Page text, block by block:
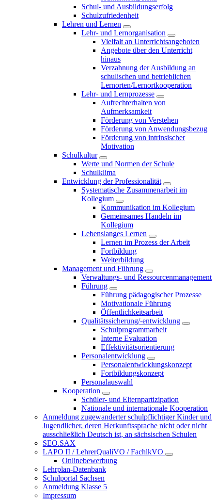
Schul- und Ausbildungserfolg
Schulzufriedenheit
Lehren und Lernen
Lehr- und Lernorganisation
Vielfalt an Unterrichtsangeboten
Angebote über den Unterricht
hinaus
Verzahnung der Ausbildung an
schulischen und betrieblichen
Lernorten/Lernortkooperation
Lehr- und Lernprozesse
Aufrechterhalten von
Aufmerksamkeit
Förderung von Verstehen
Förderung von Anwendungsbezug
Förderung von intrinsischer
Motivation
Schulkultur
Werte und Normen der Schule
Schulklima
Entwicklung der Professionalität
Systematische Zusammenarbeit im
Kollegium
Kommunikation im Kollegium
Gemeinsames Handeln im
Kollegium
Lebenslanges Lernen
Lernen im Prozess der Arbeit
Fortbildung
Weiterbildung
Management und Führung
Verwaltungs- und Ressourcenmanagement
Führung
Führung pädagogischer Prozesse
Motivationale Führung
Öffentlichkeitsarbeit
Qualitätssicherung/-entwicklung
Schulprogrammarbeit
Interne Evaluation
Effektivitätsorientierung
Personalentwicklung
Personalentwicklungskonzept
Fortbildungskonzept
Personalauswahl
Kooperation
Schüler- und Elternpartizipation
Nationale und internationale Kooperation
Anmeldung zugewanderter schulpflichtiger Kinder und
Jugendlicher, deren Herkunftssprache nicht oder nicht
ausschließlich Deutsch ist, an sächsischen Schulen
SEO.SAX
LAPO II / LehrerQualiVO / FachlkVO
Onlinebewerbung
Lehrplan-Datenbank
Schulportal Sachsen
Anmeldung Klasse 5
Impressum